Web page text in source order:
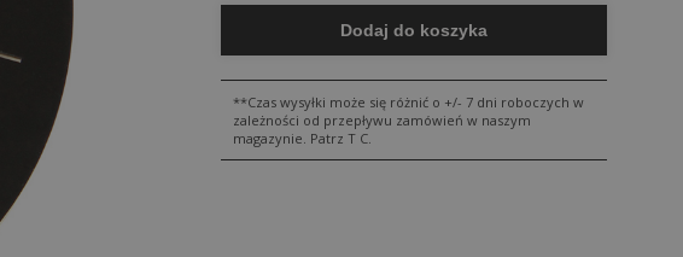
Dodaj do koszyka
**Czas wysyłki może się różnić o +/- 7 dni roboczych w
zależności od przepływu zamówień w naszym
magazynie. Patrz T C.